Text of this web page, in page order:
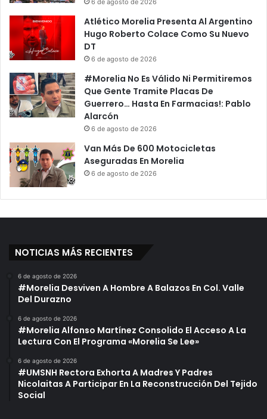
6 de agosto de 2026
Atlético Morelia Presenta Al Argentino
Hugo Roberto Colace Como Su Nuevo
DT
6 de agosto de 2026
#Morelia No Es Válido Ni Permitiremos
Que Gente Tramite Placas De
Guerrero… Hasta En Farmacias!: Pablo
Alarcón
6 de agosto de 2026
Van Más De 600 Motocicletas
Aseguradas En Morelia
6 de agosto de 2026
NOTICIAS MÁS RECIENTES
6 de agosto de 2026
#Morelia Desviven A Hombre A Balazos En Col. Valle
Del Durazno
6 de agosto de 2026
#Morelia Alfonso Martínez Consolido El Acceso A La
Lectura Con El Programa «Morelia Se Lee»
6 de agosto de 2026
#UMSNH Rectora Exhorta A Madres Y Padres
Nicolaitas A Participar En La Reconstrucción Del Tejido
Social